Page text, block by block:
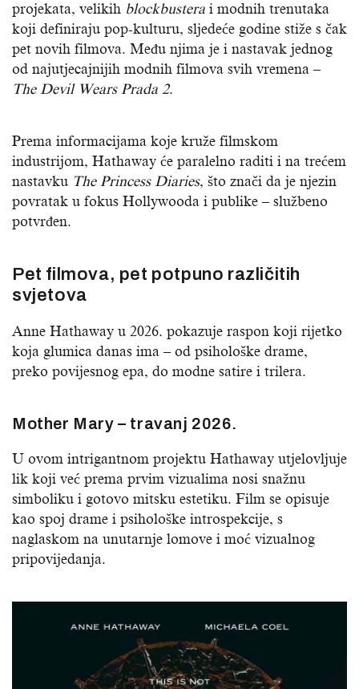
projekata, velikih blockbustera i modnih trenutaka
koji definiraju pop-kulturu, sljedeće godine stiže s čak
pet novih filmova. Među njima je i nastavak jednog
od najutjecajnijih modnih filmova svih vremena –
The Devil Wears Prada 2.
Prema informacijama koje kruže filmskom
industrijom, Hathaway će paralelno raditi i na trećem
nastavku The Princess Diaries, što znači da je njezin
povratak u fokus Hollywooda i publike – službeno
potvrđen.
Pet filmova, pet potpuno različitih
svjetova
Anne Hathaway u 2026. pokazuje raspon koji rijetko
koja glumica danas ima – od psihološke drame,
preko povijesnog epa, do modne satire i trilera.
Mother Mary – travanj 2026.
U ovom intrigantnom projektu Hathaway utjelovljuje
lik koji već prema prvim vizualima nosi snažnu
simboliku i gotovo mitsku estetiku. Film se opisuje
kao spoj drame i psihološke introspekcije, s
naglaskom na unutarnje lomove i moć vizualnog
pripovijedanja.